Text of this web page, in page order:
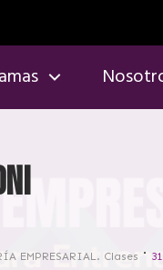
EMPRESARIAL. Clases